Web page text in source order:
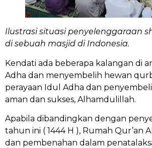
Ilustrasi situasi penyelenggaraan
di sebuah masjid di Indonesia.
Kendati ada beberapa kalangan di
Adha dan menyembelih hewan
perayaan Idul Adha dan
aman dan sukses, Alhamdulillah.
Apabila dibandingkan dengan
tahun ini ( 1444 H ), Rumah
dan pembenahan dalam